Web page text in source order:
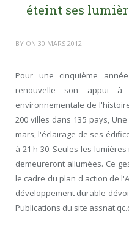
éteint ses
BY ON 30 MARS 2012
Pour une cinquième
renouvelle son appui à
environnementale de
200 villes dans 135 pays,
mars, l'éclairage de ses
à 21 h 30. Seules les
demeureront allumées. Ce
le cadre du plan d'action de
développement durable
Publications du site